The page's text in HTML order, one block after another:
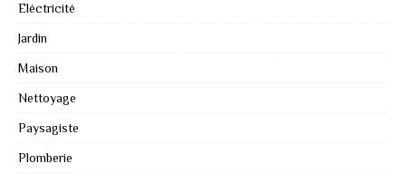
Eléctricité
Jardin
Maison
Nettoyage
Paysagiste
Plomberie